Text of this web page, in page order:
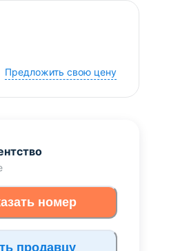
Предложить свою цену
номер
продавцу